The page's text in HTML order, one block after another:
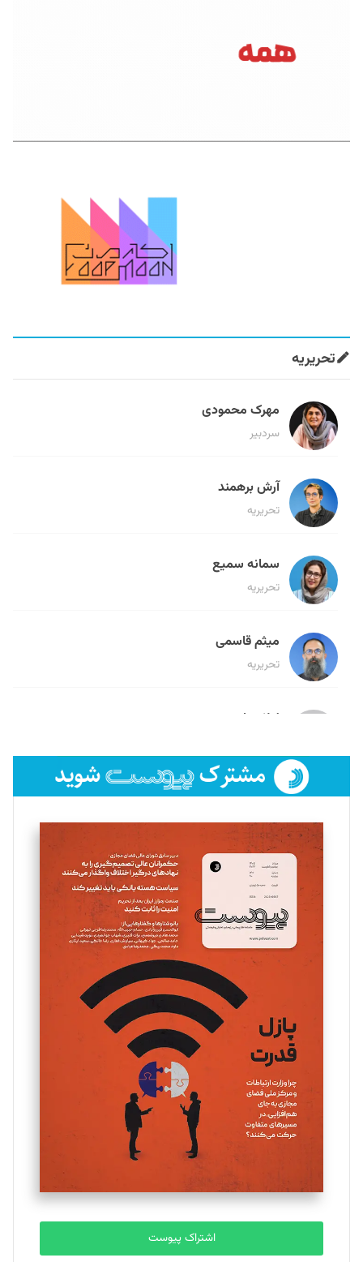
تحریریه
مهرک محمودی
سردبیر
آرش برهمند
تحریریه
سمانه سمیع
تحریریه
میثم قاسمی
تحریریه
لیلا حنارود
فائزه فتحی رستمی
تحریریه
سروش کرمیان
تحریریه
مینا پاکدل
یسنا امان‌پور
تحریریه
ملینا جعفری
تحریریه
مصطفی مسجدی آرانی
تحریریه
اشتراک پیوست